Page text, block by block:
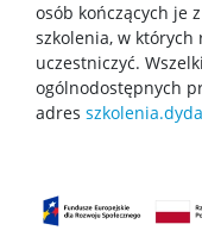
osób kończących je
szkolenia, w których
uczestniczyć.
ogólnodostępnych
adres